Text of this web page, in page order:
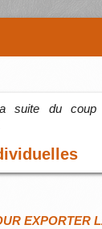
suite du coup
EXPORTER